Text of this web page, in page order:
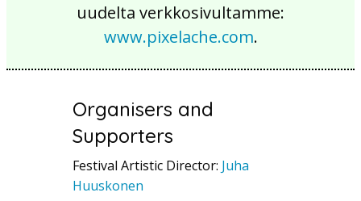
uudelta verkkosivultamme:
www.pixelache.com.
Organisers and
Supporters
Festival Artistic Director: Juha
Huuskonen